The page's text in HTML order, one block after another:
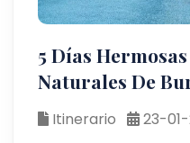
5 Días
Naturales De
Itinerario 23-